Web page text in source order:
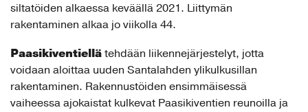
siltatöiden alkaessa keväällä 2021. Liittymän
rakentaminen alkaa jo viikolla 44.
Paasikiventiellä tehdään liikennejärjestelyt, jotta
voidaan aloittaa uuden Santalahden ylikulkusillan
rakentaminen. Rakennustöiden ensimmäisessä
vaiheessa ajokaistat kulkevat Paasikiventien reunoilla ja